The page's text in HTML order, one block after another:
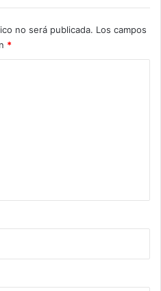
no será publicada. Los campos
*